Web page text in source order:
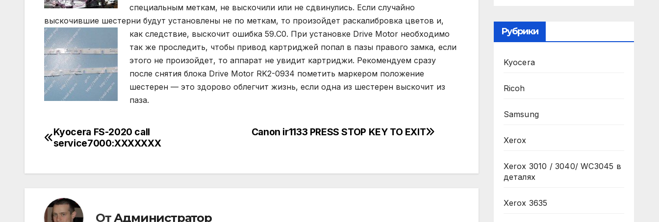
специальным меткам, не выскочили или не сдвинулись. Если случайно
выскочившие шестерни будут установлены не по меткам, то произойдет раскалибровка цветов и,
как следствие, выскочит ошибка 59.С0. При установке Drive Motor необходимо
так же проследить, чтобы привод картриджей попал в пазы правого замка, если
этого не произойдет, то аппарат не увидит картриджи. Рекомендуем сразу
после снятия блока Drive Motor RK2-0934 пометить маркером положение
шестерен — это здорово облегчит жизнь, если одна из шестерен выскочит из
паза.
Навигация
записям
Canon ir1133 PRESS STOP KEY TO EXIT
Kyocera FS-2020 call
service7000:XXXXXXX
ОтАдминистратор
Рубрики
Kyocera
Ricoh
Samsung
Xerox
Xerox 3010 / 3040/ WC3045 в
деталях
Xerox 3635